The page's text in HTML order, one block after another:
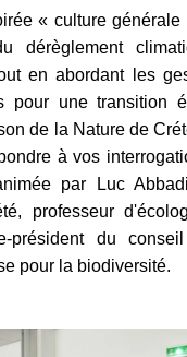
« culture
dérèglement
en abordant les
pour une transition
de la Nature de
à vos
par Luc
professeur
président du
pour la biodiversité.